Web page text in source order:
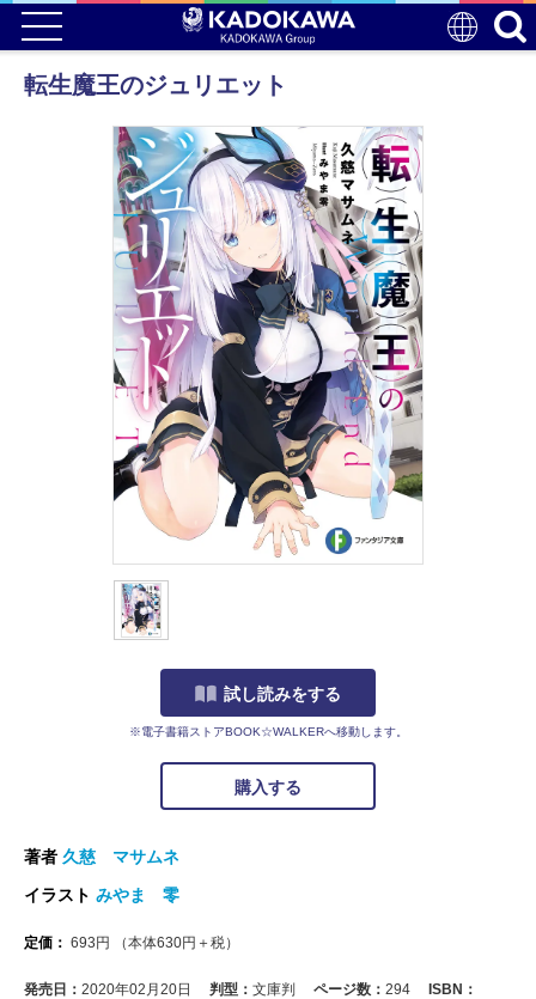
転生魔王のジュリエット
試し読みをする
※電子書籍ストアBOOK☆WALKERへ移動します。
購入する
著者 久慈 マサムネ
イラスト みやま 零
定価： 693 円 （本体630円＋税）
発売日： 2020年02月20日 判型： 文庫判 ページ数： 294
ISBN：